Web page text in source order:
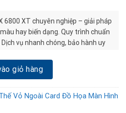
6800 XT chuyên nghiệp – giải pháp
hay biến dạng. Quy trình chuẩn
vụ nhanh chóng, bảo hành uy
Vga RX 6800 XT số lượng
giỏ hàng
Vỏ Ngoài Card Đồ Họa Màn Hình